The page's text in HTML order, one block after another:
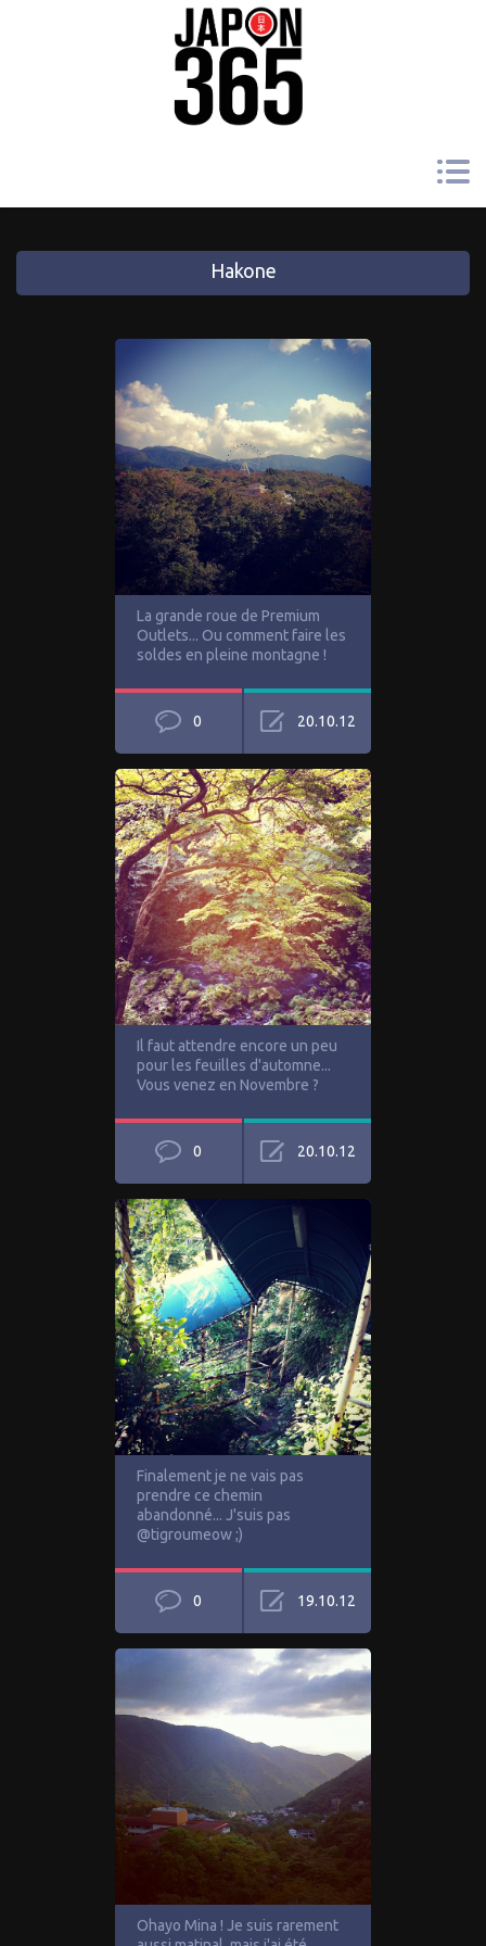
Hakone
La grande roue de Premium
Outlets... Ou comment faire les
soldes en pleine montagne !
0 20.10.12
Il faut attendre encore un peu
pour les feuilles d'automne...
Vous venez en Novembre ?
0 20.10.12
Finalement je ne vais pas
prendre ce chemin
abandonné... J'suis pas
@tigroumeow ;)
0 19.10.12
Ohayo Mina ! Je suis rarement